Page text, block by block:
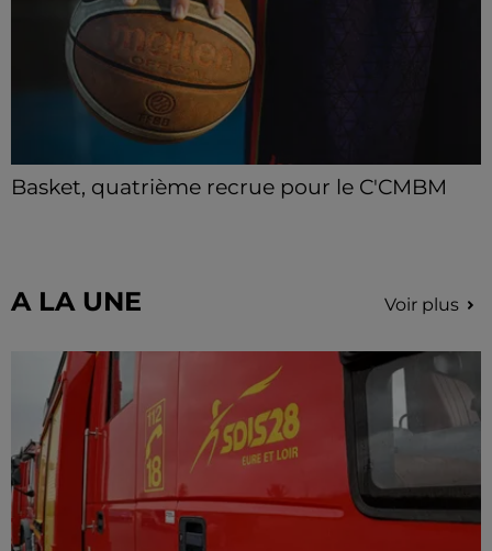
Basket, quatrième recrue pour le C'CMBM
A LA UNE Voir plus